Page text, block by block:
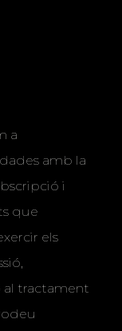
a
amb la
i
que
els
tractament